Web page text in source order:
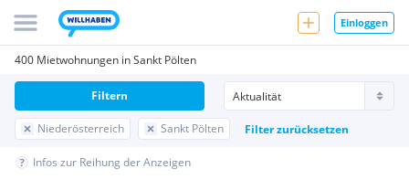
Einloggen
400 Mietwohnungen in Sankt Pölten
Niederösterreich Sankt Pölten Filter zurücksetzen
Filtern
Infos zur Reihung der Anzeigen